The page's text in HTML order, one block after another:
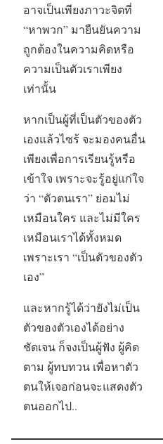
อาจเป็นเพียงภาวะจิตที่
“หาพวก” มายืนยันความ
ถูกต้องในความคิดหรือ
ความเป็นตัวเราเพียง
เท่านั้น
หากเป็นผู้ที่เป็นตัวของตัว
เองแล้วไซร้ จะมองคนอื่น
เพียงเพื่อการเรียนรู้หรือ
เข้าใจ เพราะจะรู้อยู่แก่ใจ
ว่า “ตัวตนเรา” ย่อมไม่
เหมือนใคร และไม่มีใคร
เหมือนเราได้ทั้งหมด
เพราะเรา “เป็นตัวของตัว
เอง”
และหากรู้ได้ว่ายังไม่เป็น
ตัวของตัวเองได้อย่าง
ชัดเจน ก็จงเป็นผู้ฟัง ผู้คิด
ตาม ผู้ทบทวน เพื่อหาตัว
ตนให้เจอก่อนจะแสดงตัว
ตนออกไป..